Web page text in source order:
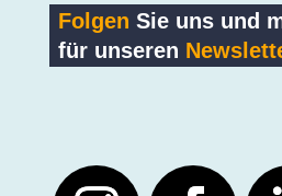
Folgen Sie uns und
für unseren